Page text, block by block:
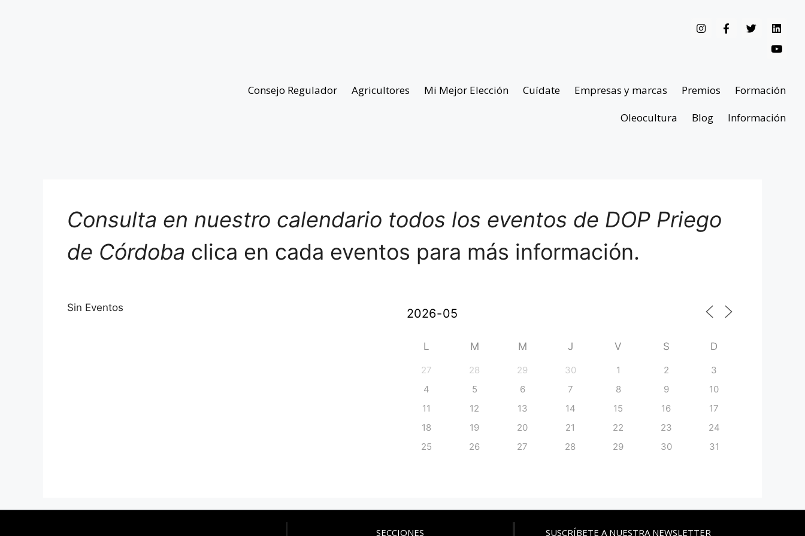
Consejo Regulador Agricultores Mi Mejor Elección Cuídate Empresas y marcas Premios
Formación
Oleocultura
Blog Información
Consulta en nuestro calendario todos los eventos de DOP Priego
de Córdoba clica en cada eventos para más información.
Sin Eventos
L M M J V S D
27 28 29 30 1 2
3
4
5 6 7 8 9
10
11
12 13 14 15 16
17
18
19 20 21 22 23
24
25
26 27 28 29 30 31
SECCIONES SUSCRÍBETE A NUESTRA NEWSLETTER